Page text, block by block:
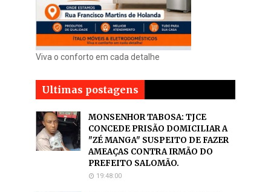
Viva o conforto em cada detalhe
Ultimas postagens
MONSENHOR TABOSA: TJCE
CONCEDE PRISÃO DOMICILIAR A
"ZÉ MANGA" SUSPEITO DE FAZER
AMEAÇAS CONTRA IRMÃO DO
PREFEITO SALOMÃO.
19:48:00